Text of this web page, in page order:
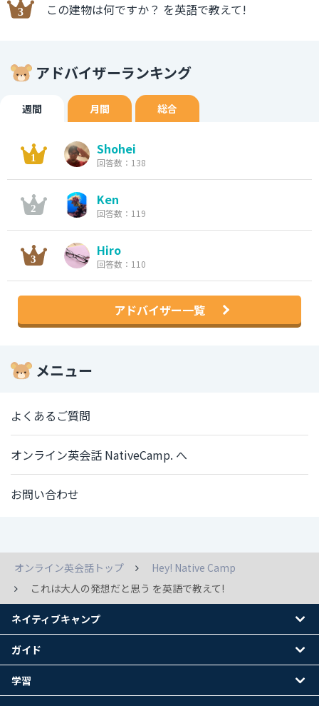
この建物は何ですか？ を英語で教えて!
アドバイザーランキング
週間 月間 総合
Shohei
回答数：138
Ken
回答数：119
Hiro
回答数：110
アドバイザー一覧
メニュー
よくあるご質問
オンライン英会話 NativeCamp. へ
お問い合わせ
オンライン英会話トップ
Hey! Native Camp
これは大人の発想だと思う を英語で教えて!
ネイティブキャンプ
ガイド
学習